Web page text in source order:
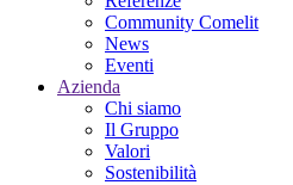
Community Comelit
News
Eventi
Azienda
Chi siamo
Il Gruppo
Valori
Sostenibilità